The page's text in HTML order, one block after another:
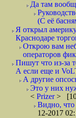
Да там
(С её
Я открыл
Краснодаре
Открою вам
операторов
Пишут что из-за
А если еще и
А другие
Это у них
< Prizer>
Видно, что
12-2017